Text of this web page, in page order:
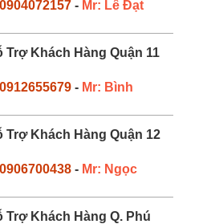
0904072157 - Mr: Lê Đạt
Trợ Khách Hàng Quận 11
0912655679 - Mr: Bình
Trợ Khách Hàng Quận 12
0906700438 - Mr: Ngọc
Trợ Khách Hàng Q. Phú